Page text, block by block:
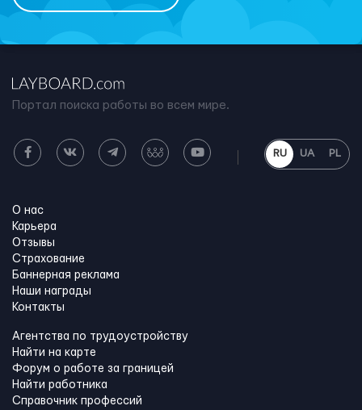
Портал поиска работы во всем мире.
RU UA PL
О нас
Карьера
Отзывы
Страхование
Баннерная реклама
Наши награды
Контакты
Агентства по трудоустройству
Найти на карте
Форум о работе за границей
Найти работника
Справочник профессий